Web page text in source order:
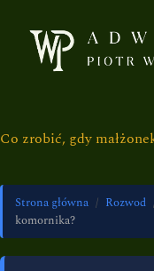
Co zrobić, gdy
Strona główna / Rozwod
komornika?